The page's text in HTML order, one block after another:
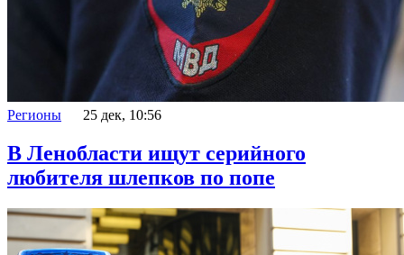
Регионы 25 дек, 10:56
В Ленобласти ищут серийного
любителя шлепков по попе